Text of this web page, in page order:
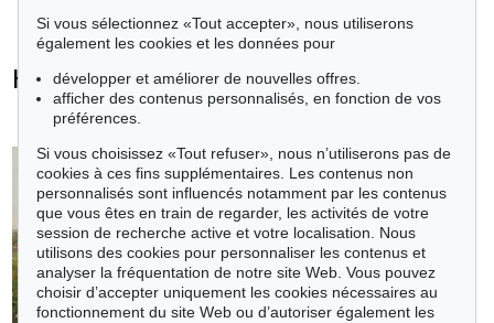
Heinrich von Zügel - Objets vendus
toutes les offres
Si vous sélectionnez «Tout accepter», nous utiliserons
également les cookies et les données pour
développer et améliorer de nouvelles offres.
afficher des contenus personnalisés, en fonction de vos
préférences.
Si vous choisissez «Tout refuser», nous n’utiliserons pas de
cookies à ces fins supplémentaires. Les contenus non
personnalisés sont influencés notamment par les contenus
que vous êtes en train de regarder, les activités de votre
session de recherche active et votre localisation. Nous
utilisons des cookies pour personnaliser les contenus et
analyser la fréquentation de notre site Web. Vous pouvez
choisir d’accepter uniquement les cookies nécessaires au
fonctionnement du site Web ou d’autoriser également les